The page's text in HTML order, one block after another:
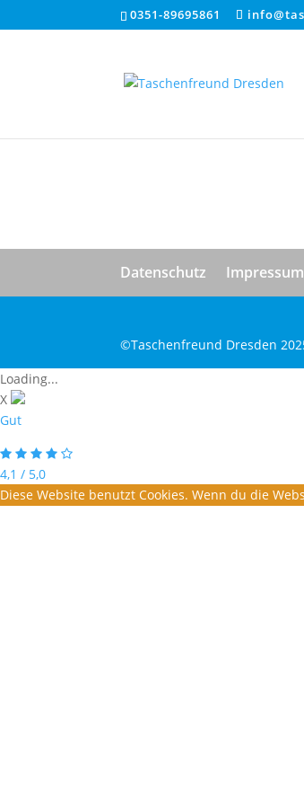
0351-89695861
Datenschutz Impressum
©Taschenfreund Dresden
Loading...
X
Gut
4,1 / 5,0
Diese Website benutzt Cookies. Wenn du die